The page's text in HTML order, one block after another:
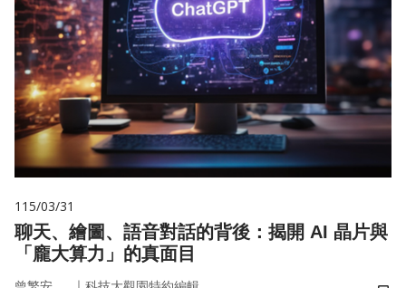
115/03/31
聊天、繪圖、語音對話的背後：揭開 AI 晶片與
「龐大算力」的真面目